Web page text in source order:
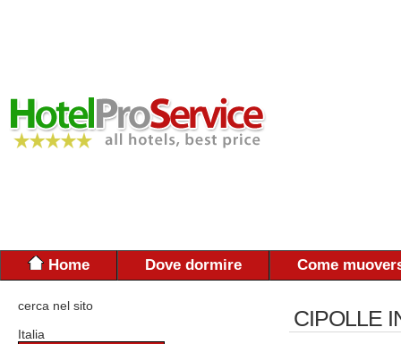
Home Dove dormire Come
cerca nel sito
Italia
CIPOLLE